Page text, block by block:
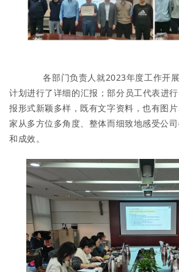
各部门负责人就2023年度工作开
计划进行了详细的汇报 ；部分员工代表进
报形式新颖多样，既有文字资料，也有图
家从多方位多角度、整体而细致地感受公
和成效。